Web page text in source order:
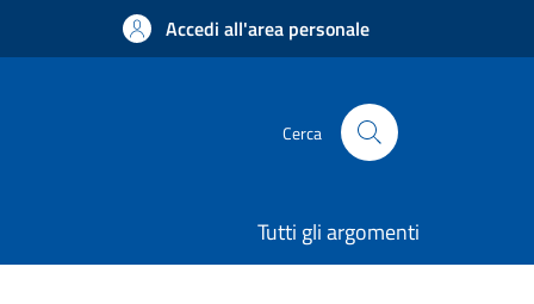
Accedi all'area personale
Cerca
Tutti gli argomenti